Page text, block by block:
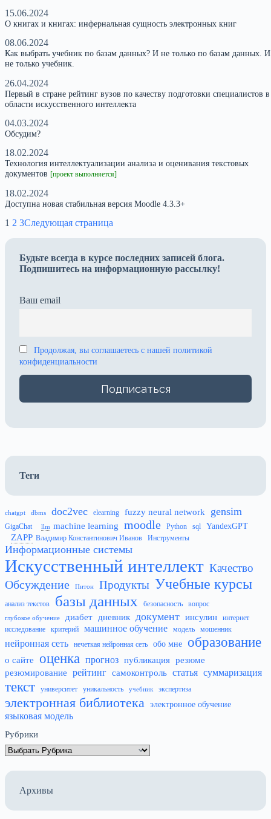
15.06.2024
О книгах и книгах: инфернальная сущность электронных книг
08.06.2024
Как выбрать учебник по базам данных? И не только по базам данных. И
не только учебник.
26.04.2024
Первый в стране рейтинг вузов по качеству подготовки специалистов в
области искусственного интеллекта
04.03.2024
Обсудим?
18.02.2024
Технология интеллектуализации анализа и оценивания текстовых
документов [проект выполняется]
18.02.2024
Доступна новая стабильная версия Moodle 4.3.3+
1 2 3Следующая страница
Будьте всегда в курсе последних записей блога.
Подпишитесь на информационную рассылку!
Ваш email
Продолжая, вы соглашаетесь с нашей политикой
конфиденциальности
Теги
chatgpt dbms doc2vec elearning fuzzy neural network gensim
GigaChat llm machine learning moodle Python sql YandexGPT
ZAPP Владимир Константинович Иванов Инструменты
Информационные системы
Искусственный интеллект Качество
Обсуждение Питон Продукты Учебные курсы
анализ текстов базы данных безопасность вопрос
глубокое обучение диабет дневник документ инсулин
интернет
исследование
критерий машинное обучение модель мошенник
нейронная сеть нечеткая нейронная сеть обо мне образование
о сайте оценка прогноз публикация резюме
резюмирование
рейтинг самоконтроль статья суммаризация
текст университет уникальность учебник экспертиза
электронная библиотека электронное обучение
языковая модель
Рубрики
Архивы